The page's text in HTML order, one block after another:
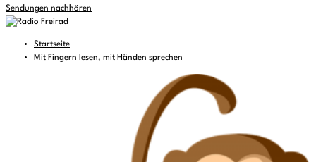
Sendungen nachhören
Startseite
Mit Fingern lesen, mit Händen sprechen